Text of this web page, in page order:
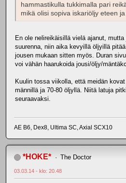
hammastikulla tukkimalla pari
mikä olisi sopiva iskariöljy eteen
En ole nelireikäisillä vielä ajanut,
suurenna, niin aika kevyillä öljyillä
jousen mukaan sitten myös. Duran
voi vähän haarukoida jousi/öljy/
Kuulin tossa viikolla, että meidän
männillä ja 70-80 öljyllä. Niitä latuja
seuraavaksi.
AE B6, Dex8, Ultima SC, Axial SCX10
*HOKE* The Doctor
03.03.14 - klo: 20.48